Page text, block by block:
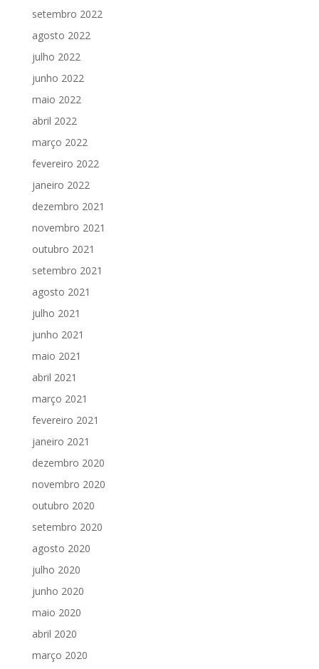
setembro 2022
agosto 2022
julho 2022
junho 2022
maio 2022
abril 2022
março 2022
fevereiro 2022
janeiro 2022
dezembro 2021
novembro 2021
outubro 2021
setembro 2021
agosto 2021
julho 2021
junho 2021
maio 2021
abril 2021
março 2021
fevereiro 2021
janeiro 2021
dezembro 2020
novembro 2020
outubro 2020
setembro 2020
agosto 2020
julho 2020
junho 2020
maio 2020
abril 2020
março 2020